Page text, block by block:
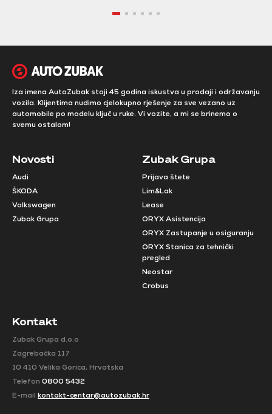
Iza imena AutoZubak stoji 45 godina iskustva u prodaji i održavanju
vozila. Klijentima nudimo cjelokupno rješenje za sve vezano uz
automobile po modelu ključ u ruke. Vi vozite, a mi se brinemo o
svemu ostalom!
Novosti
Audi
ŠKODA
Volkswagen
Zubak Grupa
Zubak Grupa
Prijava štete
Lim&Lak
Lease
ORYX Asistencija
ORYX Zastupanje u osiguranju
ORYX Stanica za tehnički
pregled
Neostar
Crobus
Kontakt
Zubak Grupa d.o.o
Zagrebačka 117
10 410 Velika Gorica, Hrvatska
Telefon 0800 5432
E-mail kontakt-centar@autozubak.hr